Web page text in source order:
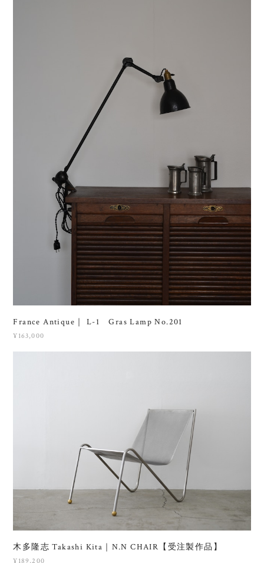
France Antique｜ L-1 Gras Lamp No.201
¥163,000
木多隆志 Takashi Kita｜N.N CHAIR【受注製作品】
¥189,200